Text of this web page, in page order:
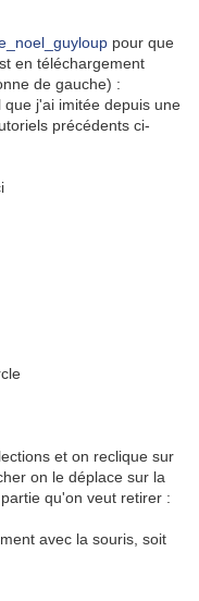
pour que
en téléchargement
de gauche) :
j'ai imitée depuis une
précédents ci-
et on reclique sur
on le déplace sur la
qu'on veut retirer :
avec la souris, soit